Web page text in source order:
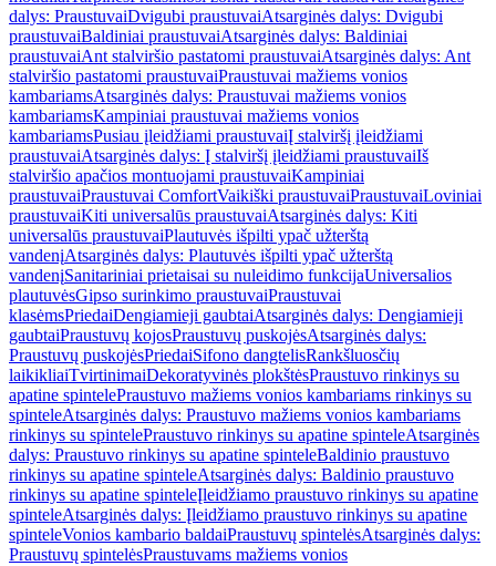
dalys: PraustuvaiDvigubi praustuvaiAtsarginės dalys: Dvigubi
praustuvaiBaldiniai praustuvaiAtsarginės dalys: Baldiniai
praustuvaiAnt stalviršio pastatomi praustuvaiAtsarginės dalys: Ant
stalviršio pastatomi praustuvaiPraustuvai mažiems vonios
kambariamsAtsarginės dalys: Praustuvai mažiems vonios
kambariamsKampiniai praustuvai mažiems vonios
kambariamsPusiau įleidžiami praustuvaiĮ stalviršį įleidžiami
praustuvaiAtsarginės dalys: Į stalviršį įleidžiami praustuvaiIš
stalviršio apačios montuojami praustuvaiKampiniai
praustuvaiPraustuvai ComfortVaikiški praustuvaiPraustuvaiLoviniai
praustuvaiKiti universalūs praustuvaiAtsarginės dalys: Kiti
universalūs praustuvaiPlautuvės išpilti ypač užterštą
vandenįAtsarginės dalys: Plautuvės išpilti ypač užterštą
vandenįSanitariniai prietaisai su nuleidimo funkcijaUniversalios
plautuvėsGipso surinkimo praustuvaiPraustuvai
klasėmsPriedaiDengiamieji gaubtaiAtsarginės dalys: Dengiamieji
gaubtaiPraustuvų kojosPraustuvų puskojėsAtsarginės dalys:
Praustuvų puskojėsPriedaiSifono dangtelisRankšluosčių
laikikliaiTvirtinimaiDekoratyvinės plokštėsPraustuvo rinkinys su
apatine spintelePraustuvo mažiems vonios kambariams rinkinys su
spinteleAtsarginės dalys: Praustuvo mažiems vonios kambariams
rinkinys su spintelePraustuvo rinkinys su apatine spinteleAtsarginės
dalys: Praustuvo rinkinys su apatine spinteleBaldinio praustuvo
rinkinys su apatine spinteleAtsarginės dalys: Baldinio praustuvo
rinkinys su apatine spinteleĮleidžiamo praustuvo rinkinys su apatine
spinteleAtsarginės dalys: Įleidžiamo praustuvo rinkinys su apatine
spinteleVonios kambario baldaiPraustuvų spintelėsAtsarginės dalys:
Praustuvų spintelėsPraustuvams mažiems vonios